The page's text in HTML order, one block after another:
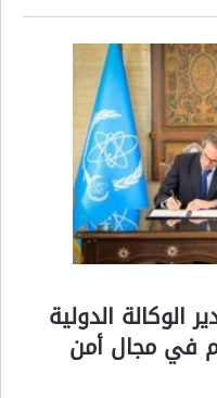
الوكالة الدولية
في مجال أمن